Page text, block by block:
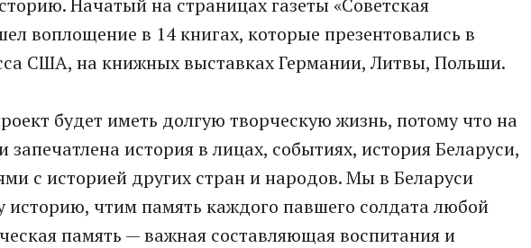
Начатый на страницах газеты «Советская
воплощение в 14 книгах, которые презентовались в
США, на книжных выставках Германии, Литвы, Польши.
будет иметь долгую творческую жизнь, потому что на
история в лицах, событиях, история Беларуси,
с историей других стран и народов. Мы в Беларуси
историю, чтим память каждого павшего солдата любой
память — важная составляющая воспитания и